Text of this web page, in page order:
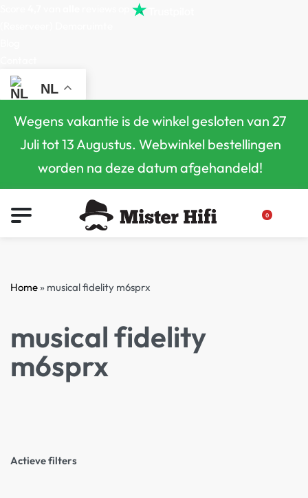
NL
Wegens vakantie is de winkel gesloten van 27
Juli tot 13 Augustus. Webwinkel bestellingen
worden na deze datum afgehandeld!
0
Home» musical fidelity m6sprx
musical fidelity
m6sprx
Actieve filters